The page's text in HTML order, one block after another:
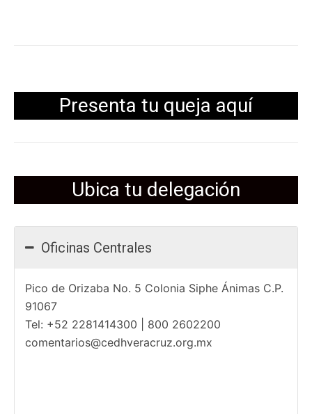
Presenta tu queja aquí
Ubica tu delegación
Oficinas Centrales
Pico de Orizaba No. 5 Colonia Siphe Ánimas C.P.
91067
Tel: +52 2281414300 | 800 2602200
comentarios@cedhveracruz.org.mx